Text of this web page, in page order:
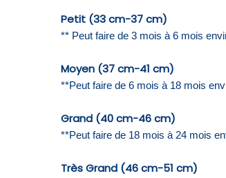
Petit (33 cm-37 cm)
** Peut faire de 3 mois à 6 mois
Moyen (37 cm-41 cm)
**Peut faire de 6 mois à 18 mois
Grand (40 cm-46 cm)
**Peut faire de 18 mois à 24 mois
Très Grand (46 cm-51 cm)